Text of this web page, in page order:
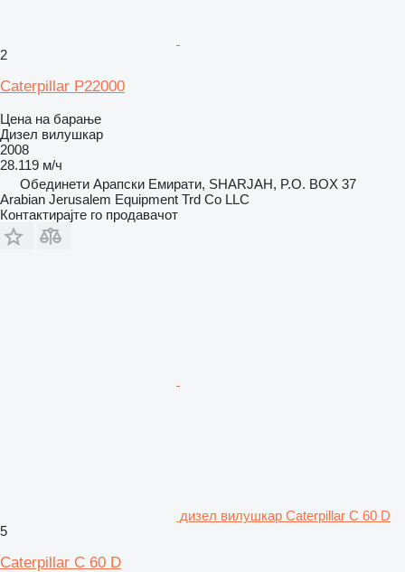
2
Caterpillar P22000
Цена на барање
Дизел вилушкар
2008
28.119 м/ч
Обединети Арапски Емирати, SHARJAH, P.O. BOX 37
Arabian Jerusalem Equipment Trd Co LLC
Контактирајте го продавачот
дизел вилушкар Caterpillar C 60 D
5
Caterpillar C 60 D